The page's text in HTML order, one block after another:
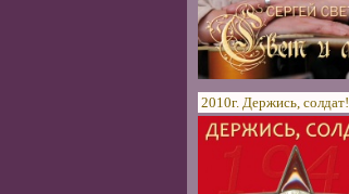
2010г. Держись, солдат!